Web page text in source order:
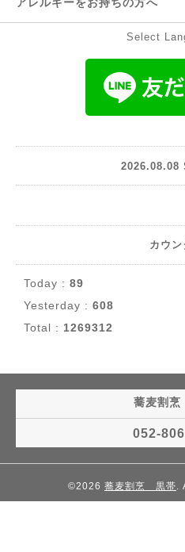
Select
2026.08.08
カウン
Today : 89
Yesterday : 608
Total : 1269312
蕎麦割
052-
©2026 蕎麦割烹 黒帯.